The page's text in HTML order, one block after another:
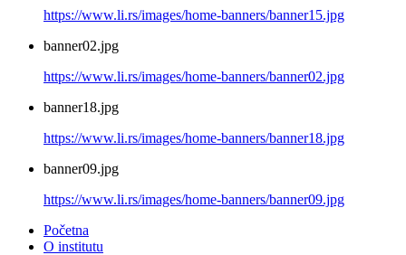
https://www.li.rs/images/home-banners/banner15.jpg
banner02.jpg
https://www.li.rs/images/home-banners/banner02.jpg
banner18.jpg
https://www.li.rs/images/home-banners/banner18.jpg
banner09.jpg
https://www.li.rs/images/home-banners/banner09.jpg
Početna
O institutu